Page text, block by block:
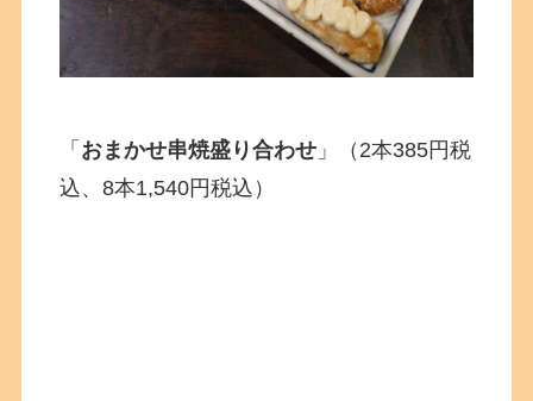
「 おまかせ串焼盛り合わせ 」（2本385円税
込、8本1,540円税込）